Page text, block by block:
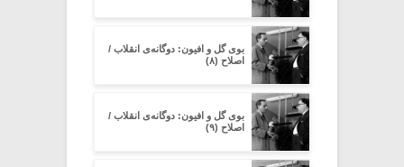
بوی گل و افیون: دوگانه‌ی انقلاب /
اصلاح (۸)
بوی گل و افیون: دوگانه‌ی انقلاب /
اصلاح (۹)